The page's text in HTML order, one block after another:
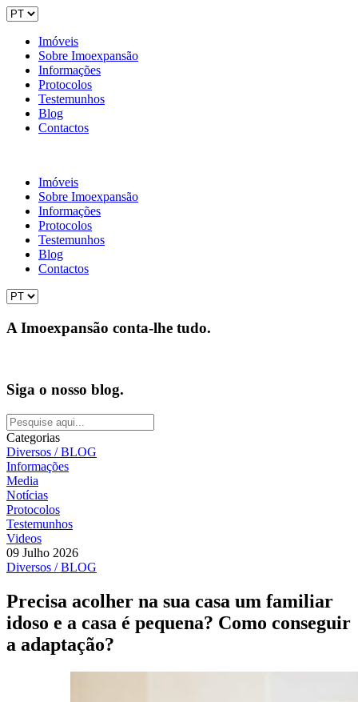
Imóveis
Sobre Imoexpansão
Informações
Protocolos
Testemunhos
Blog
Contactos
Imóveis
Sobre Imoexpansão
Informações
Protocolos
Testemunhos
Blog
Contactos
A Imoexpansão conta-lhe tudo.
Siga o nosso blog.
Categorias
Diversos / BLOG
Informações
Media
Notícias
Protocolos
Testemunhos
Videos
09 Julho 2026
Diversos / BLOG
Precisa acolher na sua casa um familiar
idoso e a casa é pequena? Como conseguir
a adaptação?